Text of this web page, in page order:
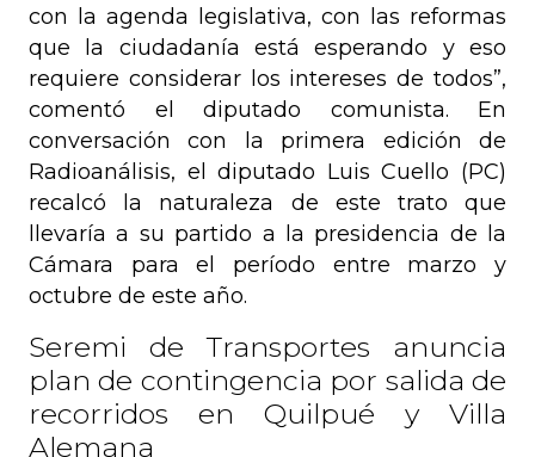
con la agenda legislativa, con las reformas
que la ciudadanía está esperando y eso
requiere considerar los intereses de todos”,
comentó el diputado comunista. En
conversación con la primera edición de
Radioanálisis, el diputado Luis Cuello (PC)
recalcó la naturaleza de este trato que
llevaría a su partido a la presidencia de la
Cámara para el período entre marzo y
octubre de este año.
Seremi de Transportes anuncia
plan de contingencia por salida de
recorridos en Quilpué y Villa
Alemana